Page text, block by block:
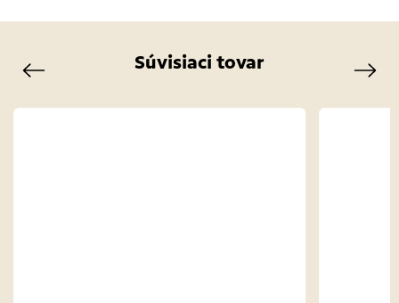
Súvisiaci tovar
Previous Next